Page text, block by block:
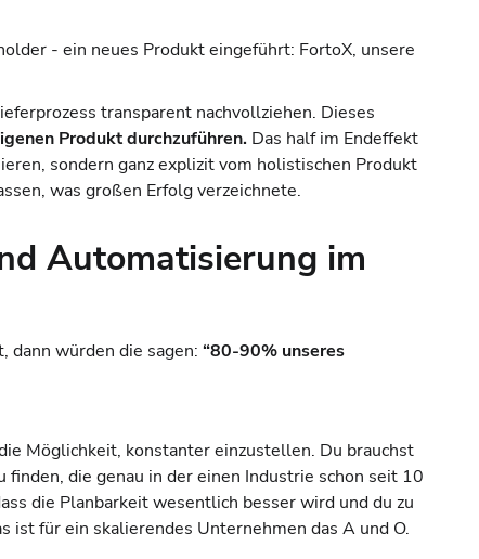
- ein neues Produkt eingeführt: FortoX, unsere
transparent nachvollziehen. Dieses
Produkt durchzuführen. Das half im Endeffekt
sondern ganz explizit vom holistischen Produkt
was großen Erfolg verzeichnete.
Automatisierung im
dann würden die sagen: “80-90% unseres
Möglichkeit, konstanter einzustellen. Du brauchst
die genau in der einen Industrie schon seit 10
die Planbarkeit wesentlich besser wird und du zu
ist für ein skalierendes Unternehmen das A und O.